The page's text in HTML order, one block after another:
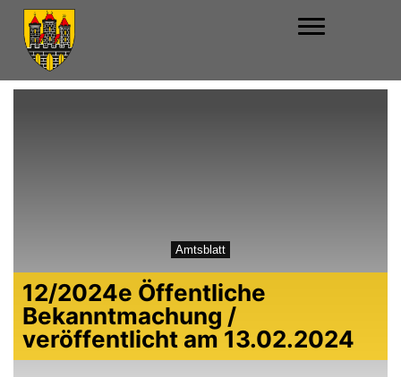
Amtsblatt
12/2024e Öffentliche
Bekanntmachung /
veröffentlicht am 13.02.2024